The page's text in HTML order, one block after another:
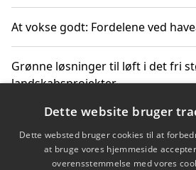
At vokse godt: Fordelene ved
Grønne løsninger til løft i det fri
landskabsprojekter
Gør haven til et frirum for
Dette website bruger
Dette websted bruger cookies til at
at bruge vores hjemmeside
overensstemmelse med vores